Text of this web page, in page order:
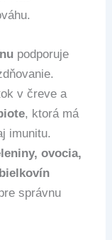
podporuje
v čreve a
, ktorá má
imunitu.
ovocia,
správnu